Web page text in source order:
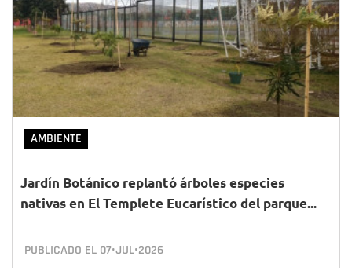
AMBIENTE
Jardín Botánico replantó árboles especies
nativas en El Templete Eucarístico del parque...
PUBLICADO EL 07•JUL•2026